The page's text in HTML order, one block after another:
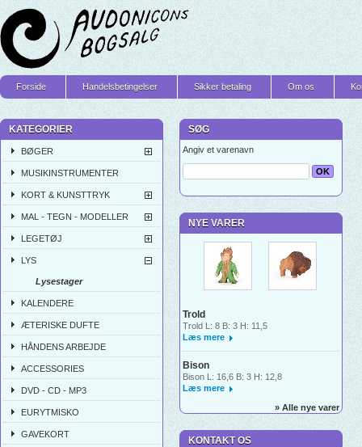
Forside Handelsbetingelser Sikker betaling Om os
KATEGORIER
BØGER
MUSIKINSTRUMENTER
KORT & KUNSTTRYK
MAL - TEGN - MODELLER
LEGETØJ
LYS
Lysestager
KALENDERE
ÆTERISKE DUFTE
HÅNDENS ARBEJDE
ACCESSORIES
DVD - CD - MP3
EURYTMISKO
GAVEKORT
SØG
Angiv et varenavn
NYE VARER
Trold
Trold L: 8 B: 3 H: 11,5
Læs mere
Bison
Bison L: 16,6 B: 3 H: 12,8
Læs mere
» Alle nye varer
KONTAKT OS